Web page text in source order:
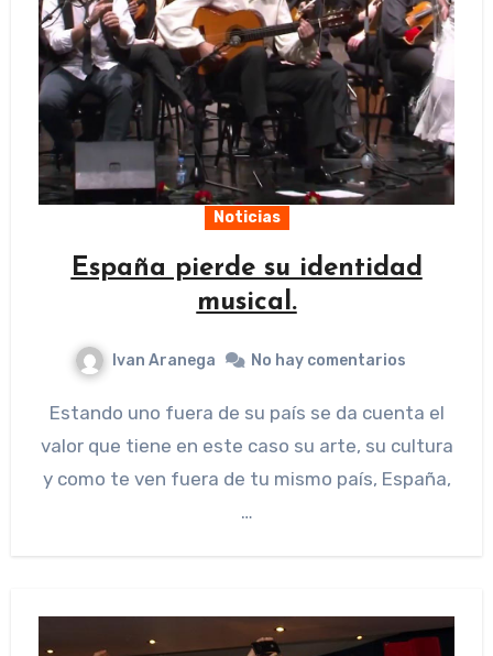
Noticias
España pierde su identidad
musical.
Ivan Aranega No hay comentarios
Estando uno fuera de su país se da cuenta el
valor que tiene en este caso su arte, su cultura
y como te ven fuera de tu mismo país, España,
…